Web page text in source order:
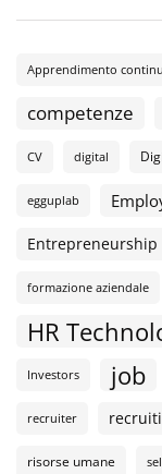
Apprendimento
competenze
CV digital
egguplab
Entrepreneurship
formazione aziendale
HR
Investors job
recruiter
risorse umane